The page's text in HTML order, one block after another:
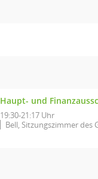
Haupt- und
19:30-21:17 Uhr
Bell, Sitzungszimmer des